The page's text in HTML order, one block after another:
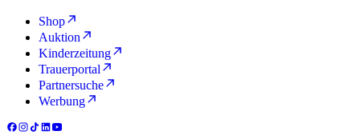
Shop
Auktion
Kinderzeitung
Trauerportal
Partnersuche
Werbung